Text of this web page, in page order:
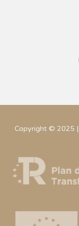
Copyright © 2025 |